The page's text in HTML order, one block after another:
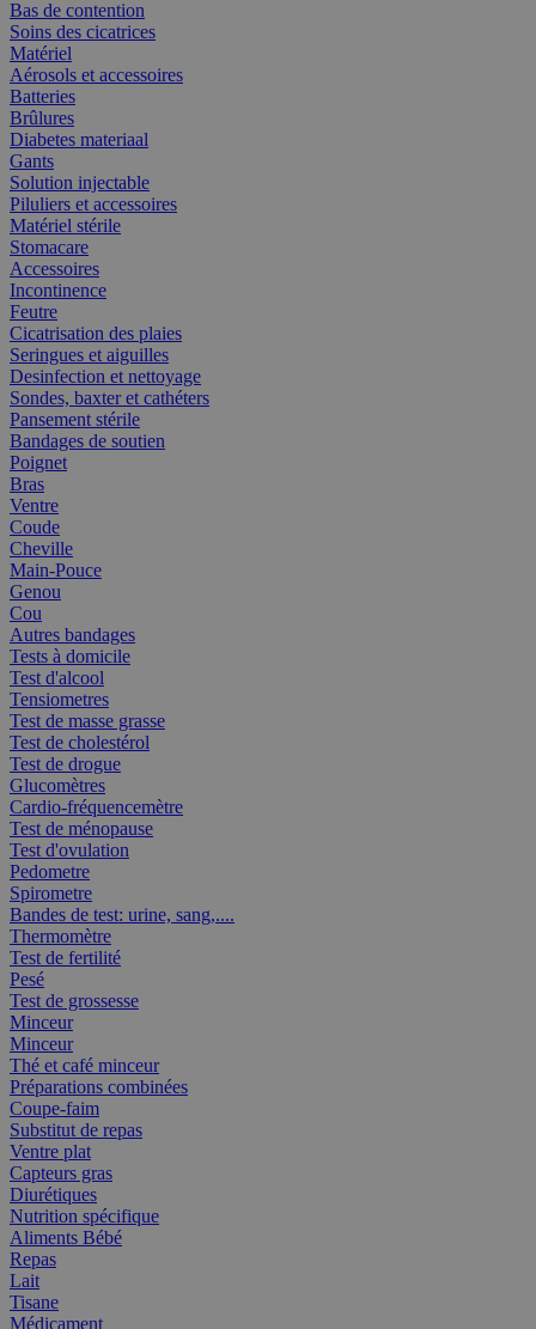
Bas de contention
Soins des cicatrices
Matériel
Aérosols et accessoires
Batteries
Brûlures
Diabetes materiaal
Gants
Solution injectable
Piluliers et accessoires
Matériel stérile
Stomacare
Accessoires
Incontinence
Feutre
Cicatrisation des plaies
Seringues et aiguilles
Desinfection et nettoyage
Sondes, baxter et cathéters
Pansement stérile
Bandages de soutien
Poignet
Bras
Ventre
Coude
Cheville
Main-Pouce
Genou
Cou
Autres bandages
Tests à domicile
Test d'alcool
Tensiometres
Test de masse grasse
Test de cholestérol
Test de drogue
Glucomètres
Cardio-fréquencemètre
Test de ménopause
Test d'ovulation
Pedometre
Spirometre
Bandes de test: urine, sang,....
Thermomètre
Test de fertilité
Pesé
Test de grossesse
Minceur
Minceur
Thé et café minceur
Préparations combinées
Coupe-faim
Substitut de repas
Ventre plat
Capteurs gras
Diurétiques
Nutrition spécifique
Aliments Bébé
Repas
Lait
Tisane
Médicament